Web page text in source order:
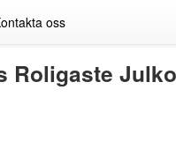
oss
Roligaste